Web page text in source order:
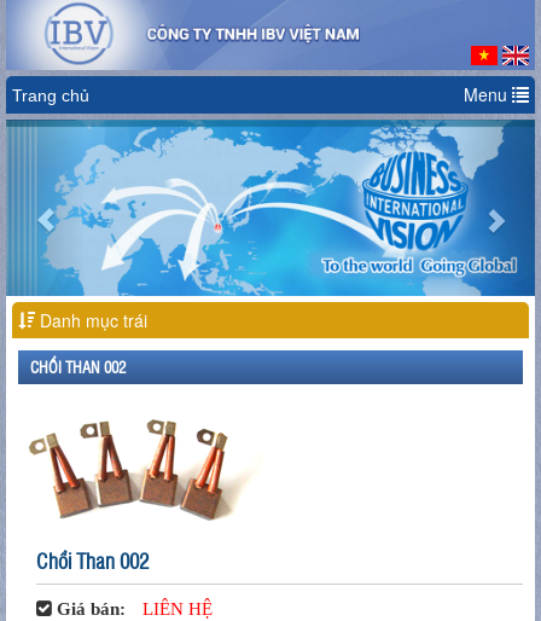
Trang chủ Menu
Previous
Danh mục trái
CHỔI THAN 002
Chổi Than 002
Giá bán: LIÊN HỆ